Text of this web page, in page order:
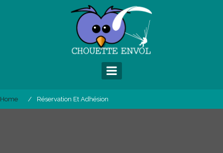
Home Réservation Et Adhésion